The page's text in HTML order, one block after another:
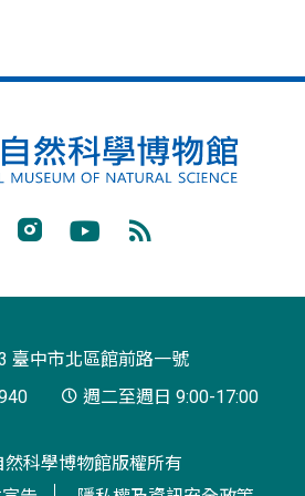
閱
臺中市北區館前路一號
週二至週日 9:00-17:00
科學博物館版權所有